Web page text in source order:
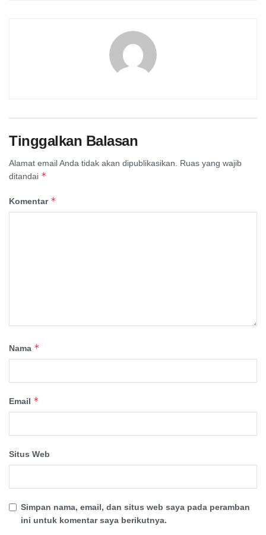
Tinggalkan Balasan
Alamat email Anda tidak akan dipublikasikan.
Ruas yang wajib
ditandai *
Komentar *
Nama *
Email *
Situs Web
Simpan nama, email, dan situs web saya pada peramban
ini untuk komentar saya berikutnya.